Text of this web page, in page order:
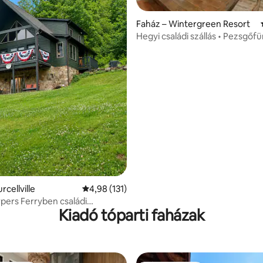
42 vélemény
Átlagos értékelés: 5/4,98, 131 vélemény
4,98 (131)
Ferryben családi
Faház – Wintergreen Resort
Hegyi családi szállás •
Kiadó tóparti faházak